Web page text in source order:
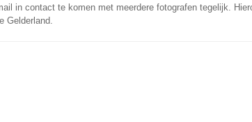
in contact te komen met meerdere fotografen tegelijk.
Gelderland.